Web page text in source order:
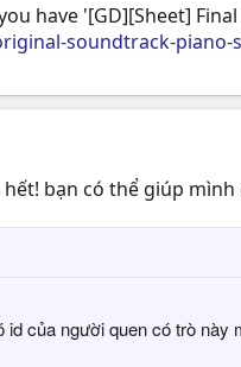
have '[GD][Sheet]
soundtrack-piano-
bạn có thể giúp
của người quen có trò